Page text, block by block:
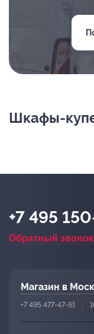
Шкафы-
+7 495
Обратный звонок
Магазин в
+7 495 477-47-61